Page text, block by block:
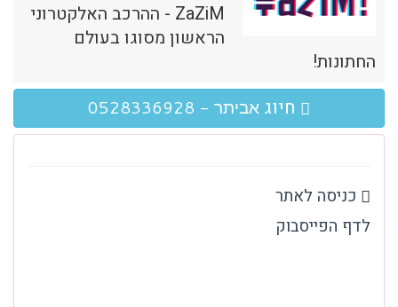
ZaZiM - ההרכב האלקטרוני
הראשון מסוגו בעולם
החתונות!
חיוג אביתר - 0528336928
כניסה לאתר
לדף הפייסבוק